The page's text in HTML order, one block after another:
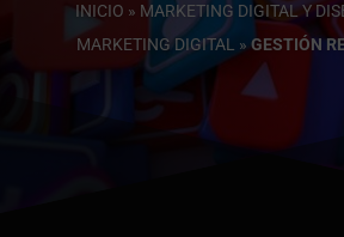
INICIO » MARKETING DIGITAL Y
MARKETING DIGITAL »GESTIÓN